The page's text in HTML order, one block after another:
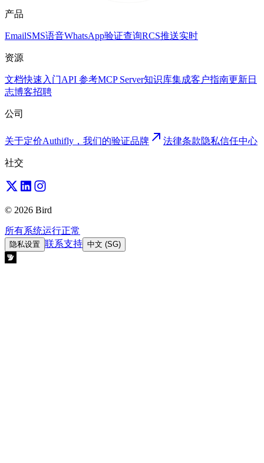
产品
EmailSMS语音WhatsApp验证查询RCS推送实时
资源
文档快速入门API 参考MCP Server知识库集成客户指南更新日
志博客招聘
公司
关于定价Authifly，我们的验证品牌 法律条款隐私信任中心
社交
© 2026 Bird
所有系统运行正常
隐私设置 联系支持 中文 (SG)